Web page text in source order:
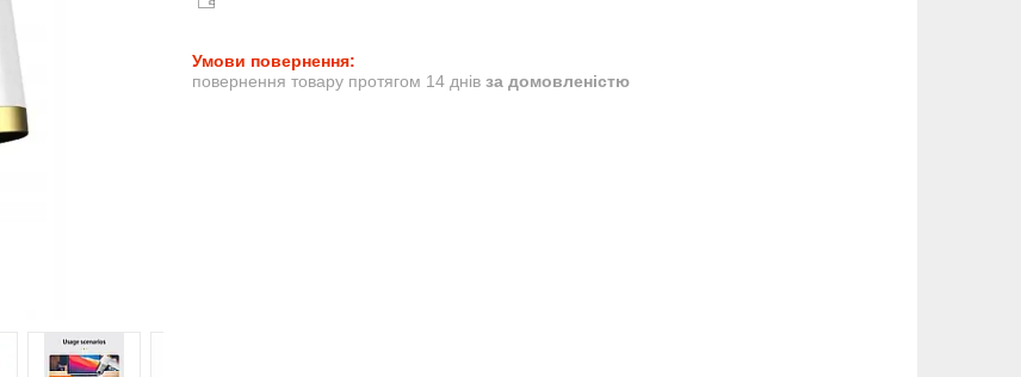
повернення товару протягом 14 днів за домовленістю